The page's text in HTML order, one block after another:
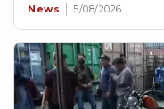
News 5/08/2026